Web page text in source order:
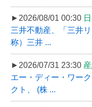
►2026/08/01 00:30
三井不動産、「三井
称）三井 ...
►2026/07/31 23:30
エー・ディー・ワー
クト、 (株 ...